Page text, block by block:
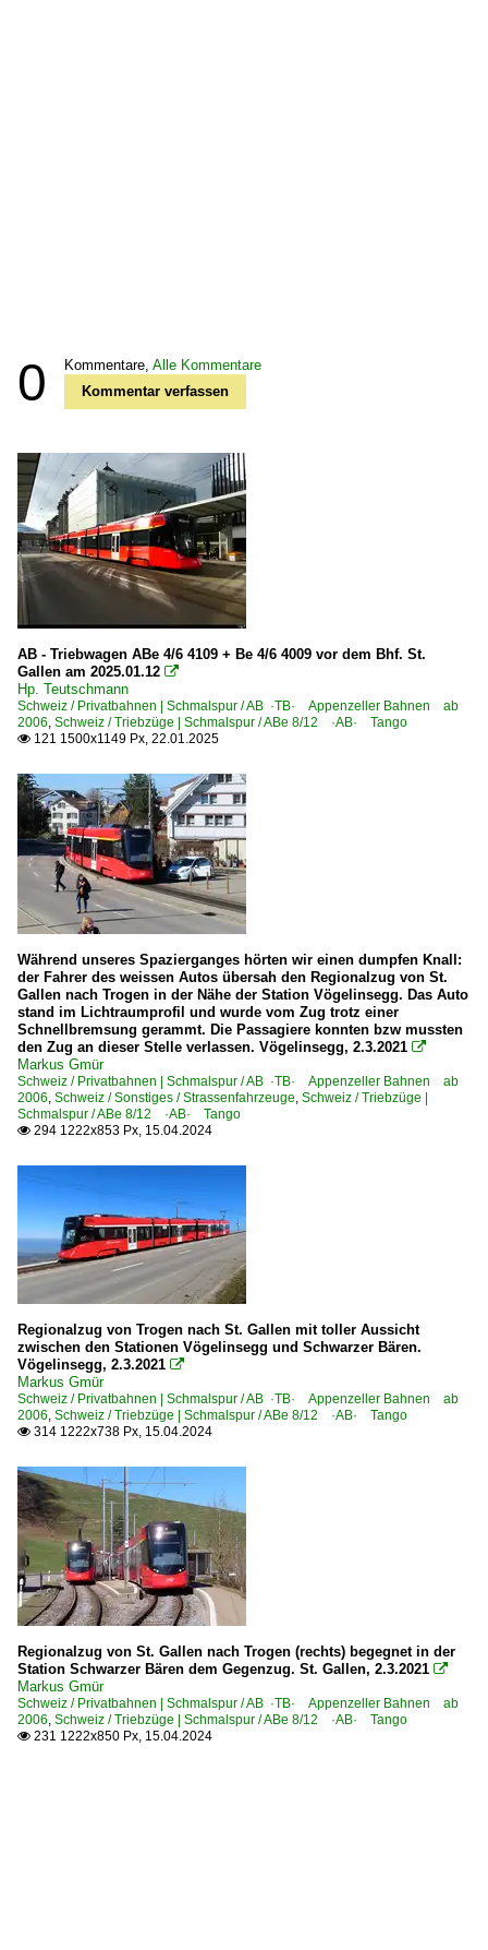
0 Kommentare, Alle Kommentare
Kommentar verfassen
AB - Triebwagen ABe 4/6 4109 + Be 4/6 4009 vor dem Bhf. St.
Gallen am 2025.01.12 
Hp. Teutschmann
Schweiz / Privatbahnen | Schmalspur / AB ·TB· Appenzeller Bahnen ab
2006, Schweiz / Triebzüge | Schmalspur / ABe 8/12 ·AB· Tango
 121 1500x1149 Px, 22.01.2025
Während unseres Spazierganges hörten wir einen dumpfen Knall:
der Fahrer des weissen Autos übersah den Regionalzug von St.
Gallen nach Trogen in der Nähe der Station Vögelinsegg. Das Auto
stand im Lichtraumprofil und wurde vom Zug trotz einer
Schnellbremsung gerammt. Die Passagiere konnten bzw mussten
den Zug an dieser Stelle verlassen. Vögelinsegg, 2.3.2021 
Markus Gmür
Schweiz / Privatbahnen | Schmalspur / AB ·TB· Appenzeller Bahnen ab
2006, Schweiz / Sonstiges / Strassenfahrzeuge, Schweiz / Triebzüge |
Schmalspur / ABe 8/12 ·AB· Tango
 294 1222x853 Px, 15.04.2024
Regionalzug von Trogen nach St. Gallen mit toller Aussicht
zwischen den Stationen Vögelinsegg und Schwarzer Bären.
Vögelinsegg, 2.3.2021 
Markus Gmür
Schweiz / Privatbahnen | Schmalspur / AB ·TB· Appenzeller Bahnen ab
2006, Schweiz / Triebzüge | Schmalspur / ABe 8/12 ·AB· Tango
 314 1222x738 Px, 15.04.2024
Regionalzug von St. Gallen nach Trogen (rechts) begegnet in der
Station Schwarzer Bären dem Gegenzug. St. Gallen, 2.3.2021 
Markus Gmür
Schweiz / Privatbahnen | Schmalspur / AB ·TB· Appenzeller Bahnen ab
2006, Schweiz / Triebzüge | Schmalspur / ABe 8/12 ·AB· Tango
 231 1222x850 Px, 15.04.2024